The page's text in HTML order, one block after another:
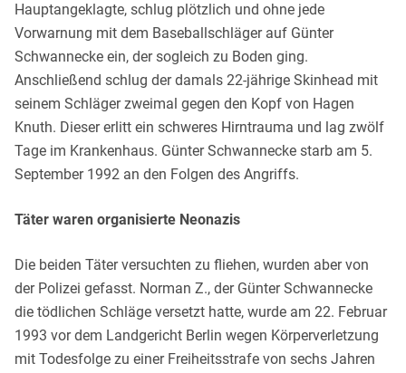
Hauptangeklagte, schlug plötzlich und ohne jede
Vorwarnung mit dem Baseballschläger auf Günter
Schwannecke ein, der sogleich zu Boden ging.
Anschließend schlug der damals 22-jährige Skinhead mit
seinem Schläger zweimal gegen den Kopf von Hagen
Knuth. Dieser erlitt ein schweres Hirntrauma und lag zwölf
Tage im Krankenhaus. Günter Schwannecke starb am 5.
September 1992 an den Folgen des Angriffs.
Täter waren organisierte Neonazis
Die beiden Täter versuchten zu fliehen, wurden aber von
der Polizei gefasst. Norman Z., der Günter Schwannecke
die tödlichen Schläge versetzt hatte, wurde am 22. Februar
1993 vor dem Landgericht Berlin wegen Körperverletzung
mit Todesfolge zu einer Freiheitsstrafe von sechs Jahren